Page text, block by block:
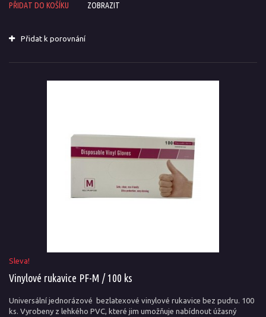
PŘIDAT DO KOŠÍKU ZOBRAZIT
Přidat k porovnání
Sleva!
Vinylové rukavice PF-M / 100 ks
Universální jednorázové bezlatexové vinylové rukavice bez pudru. 100
ks. Vyrobeny z lehkého PVC, které jim umožňuje nabídnout úžasný